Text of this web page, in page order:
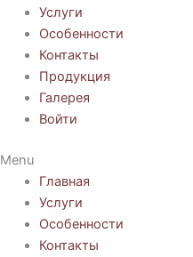
Услуги
Особенности
Контакты
Продукция
Галерея
Войти
Menu
Главная
Услуги
Особенности
Контакты